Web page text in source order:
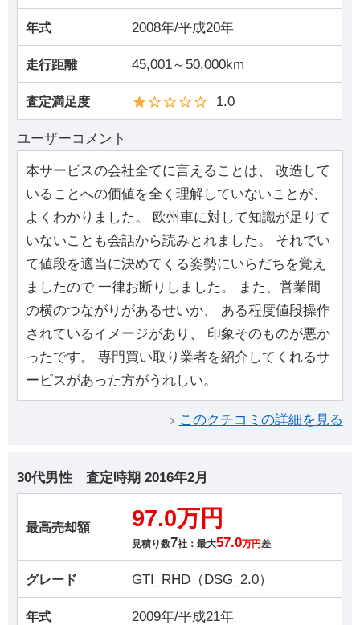
年式 2008年/平成20年
走行距離 45,001～50,000km
査定満足度 1.0
ユーザーコメント
本サービスの会社全てに言えることは、 改造して
いることへの価値を全く理解していないことが、
よくわかりました。 欧州車に対して知識が足りて
いないことも会話から読みとれました。 それでい
て値段を適当に決めてくる姿勢にいらだちを覚え
ましたので 一律お断りしました。 また、営業間
の横のつながりがあるせいか、 ある程度値段操作
されているイメージがあり、 印象そのものが悪か
ったです。 専門買い取り業者を紹介してくれるサ
ービスがあった方がうれしい。
このクチコミの詳細を見る
30代男性 査定時期 2016年2月
最高売却額 97.0万円
見積り数7社：最大57.0万円差
グレード GTI_RHD（DSG_2.0）
年式 2009年/平成21年